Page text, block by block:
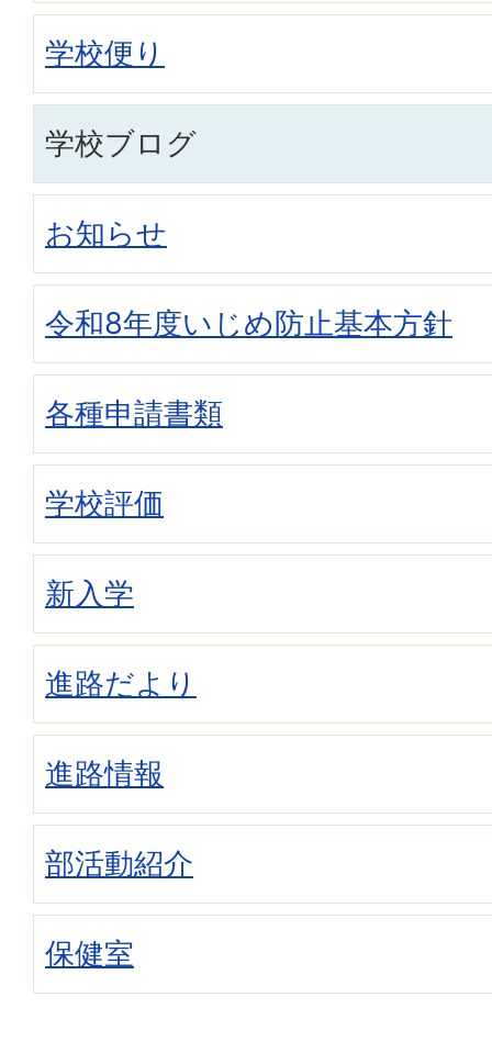
学校便り
学校ブログ
お知らせ
令和8年度いじめ防止基本方針
各種申請書類
学校評価
新入学
進路だより
進路情報
部活動紹介
保健室